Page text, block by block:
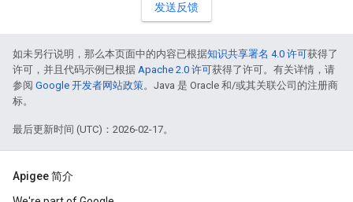
发送反馈
如未另行说明，那么本页面中的内容已根据知识共享署名 4.0 许可获得了
许可，并且代码示例已根据 Apache 2.0 许可获得了许可。有关详情，请
参阅 Google 开发者网站政策。Java 是 Oracle 和/或其关联公司的注册商
标。
最后更新时间 (UTC)：2026-02-17。
Apigee 简介